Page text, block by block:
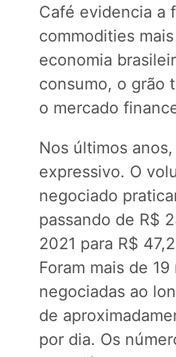
Café evidencia a
commodities
economia
consumo, o grão
o mercado
Nos últimos
expressivo. O
negociado
passando de R$
2021 para R$
Foram mais de
negociadas ao
de
por dia. Os